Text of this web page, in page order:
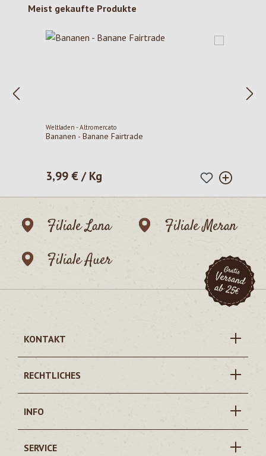
Produktgalerie überspringen
Meist gekaufte Produkte
Weltladen - Altromercato
Bananen - Banane Fairtrade
Regulärer Preis:
3,99 € / Kg
Filiale Lana
Filiale Meran
Filiale Auer
KONTAKT
RECHTLICHES
INFO
SERVICE